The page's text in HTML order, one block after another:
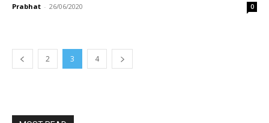
Prabhat - 26/06/2020 0
2 3 4